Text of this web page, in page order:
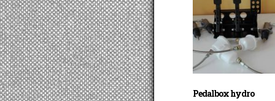
Pedalbox hydro